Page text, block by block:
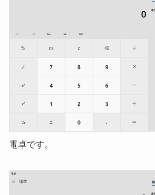
電卓です。